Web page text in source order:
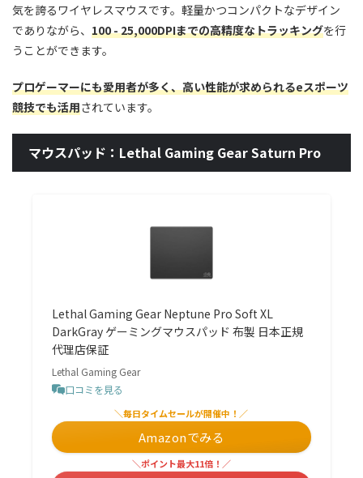
気を誇るワイヤレスマウスです。軽量かつコンパクトなデザイン
でありながら、 100 - 25,000DPIまでの高精度なトラッキングを行
うことができます。
プロゲーマーにも愛用者が多く、高い性能が求められるeスポーツ
競技でも活用されています。
マウスパッド：Lethal Gaming Gear Saturn Pro
Lethal Gaming Gear Neptune Pro Soft XL
DarkGray ゲーミングマウスパッド 布製 日本正規
代理店保証
Lethal Gaming Gear
口コミを見る
＼毎日タイムセールが開催中！／
Amazonでみる
＼ポイント最大11倍！／